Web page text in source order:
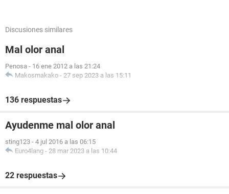
Discusiones similares
Mal olor anal
Penosa - 16 ene 2012 a las 21:24
Makosmakako - 27 sep 2023 a las 15:11
136 respuestas
Ayudenme mal olor anal
sting123 - 4 jul 2016 a las 06:15
Euro4lang - 28 mar 2023 a las 10:44
22 respuestas